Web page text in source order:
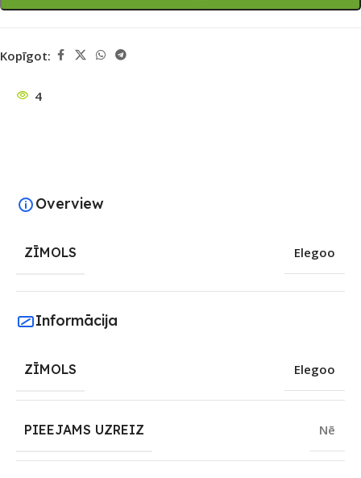
Kopīgot:
4
Overview
ZĪMOLS Elegoo
Informācija
ZĪMOLS Elegoo
PIEEJAMS UZREIZ Nē